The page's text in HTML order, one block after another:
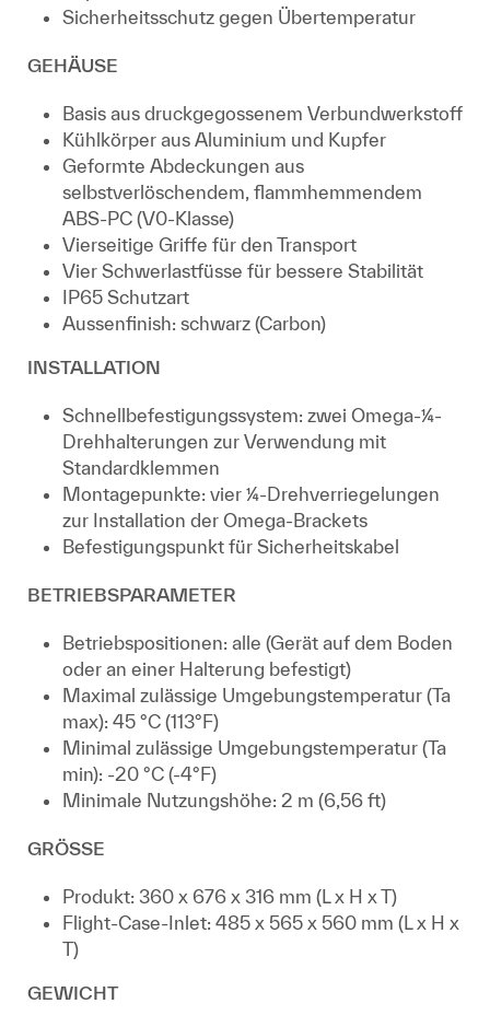
Sicherheitsschutz gegen Übertemperatur
GEHÄUSE
Basis aus druckgegossenem Verbundwerkstoff
Kühlkörper aus Aluminium und Kupfer
Geformte Abdeckungen aus
selbstverlöschendem, flammhemmendem
ABS-PC (V0-Klasse)
Vierseitige Griffe für den Transport
Vier Schwerlastfüsse für bessere Stabilität
IP65 Schutzart
Aussenfinish: schwarz (Carbon)
INSTALLATION
Schnellbefestigungssystem: zwei Omega-¼-
Drehhalterungen zur Verwendung mit
Standardklemmen
Montagepunkte: vier ¼-Drehverriegelungen
zur Installation der Omega-Brackets
Befestigungspunkt für Sicherheitskabel
BETRIEBSPARAMETER
Betriebspositionen: alle (Gerät auf dem Boden
oder an einer Halterung befestigt)
Maximal zulässige Umgebungstemperatur (Ta
max): 45 °C (113°F)
Minimal zulässige Umgebungstemperatur (Ta
min): -20 °C (-4°F)
Minimale Nutzungshöhe: 2 m (6,56 ft)
GRÖSSE
Produkt: 360 x 676 x 316 mm (L x H x T)
Flight-Case-Inlet: 485 x 565 x 560 mm (L x H x
T)
GEWICHT